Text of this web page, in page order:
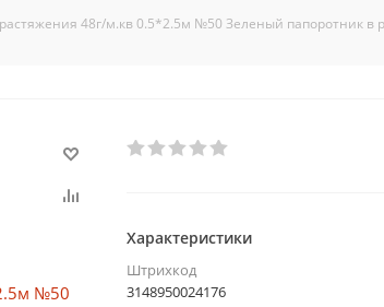
48г/м.кв 0.5*2.5м №50 Зеленый папоротник в
Характеристики
Штрихкод
3148950024176